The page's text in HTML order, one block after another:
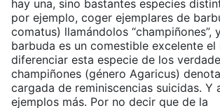
hay una, sino bastantes especies
por ejemplo, coger ejemplares de
comatus) llamándolos “champiñones”,
barbuda es un comestible excelente el
diferenciar esta especie de los
champiñones (género Agaricus)
cargada de reminiscencias suicidas. Y
ejemplos más. Por no decir que de la